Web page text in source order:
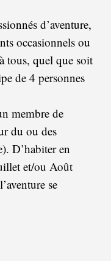
d’aventure,
occasionnels ou
tous, quel que soit
de 4 personnes
membre de
du ou des
D’habiter en
et/ou Août
se